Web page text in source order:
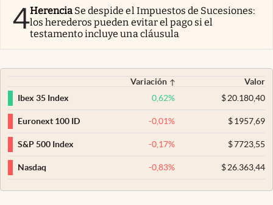
4Herencia Se despide el Impuestos de Sucesiones:
los herederos pueden evitar el pago si el
testamento incluye una cláusula
Variación
Valor
Ibex 35 Index
0,62% $20.180,40
Euronext 100 ID -0,01% $1957,69
S&P 500 Index -0,17% $7723,55
Nasdaq -0,83% $26.363,44